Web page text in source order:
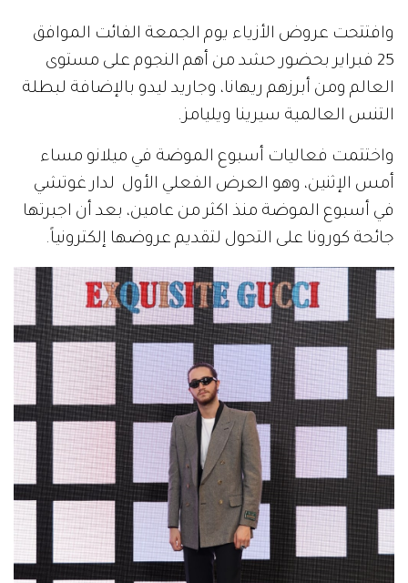
وافتتحت عروض الأزياء يوم الجمعة الفائت الموافق
25 فبراير بحضور حشد من أهم النجوم على مستوى
العالم ومن أبرزهم ريهانا، وجاريد ليدو بالإضافة لبطلة
التنس العالمية سيرينا ويليامز.
واختتمت فعاليات أسبوع الموضة في ميلانو مساء
أمس الإثنين، وهو العرض الفعلي الأول لدار غوتشي
في أسبوع الموضة منذ اكثر من عامين، بعد أن اجبرتها
جائحة كورونا على التحول لتقديم عروضها إلكترونياً.